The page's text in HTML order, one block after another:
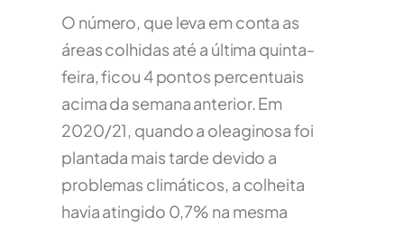
O número, que leva em conta as
áreas colhidas até a última quinta-
feira, ficou 4 pontos percentuais
acima da semana anterior. Em
2020/21, quando a oleaginosa foi
plantada mais tarde devido a
problemas climáticos, a colheita
havia atingido 0,7% na mesma